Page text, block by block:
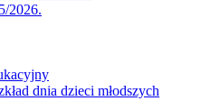
2026.
dnia dzieci młodszych